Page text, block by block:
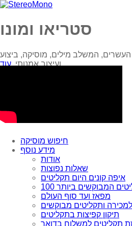
סטריאו ומונו
המשלב מילים, מוסיקה, ביצוע
ועיצוב אמנותי.עוד...
חיפוש מוסיקה
מידע נוסף
אודות
שאלות נפוצות
איפה קונים היום תקליטים
המבוקשים ביותר
מפאז ועד סוף העולם
ותקליטים מבוקשים
תיקון קפיצות בתקליטים
תקליטים למשלוח בדואר